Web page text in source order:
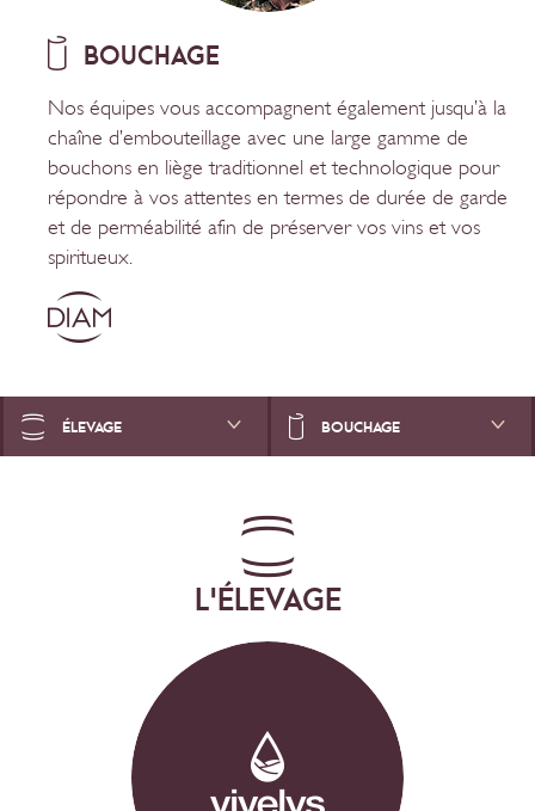
BOUCHAGE
Nos équipes vous accompagnent également jusqu’à la
chaîne d’embouteillage avec une large gamme de
bouchons en liège traditionnel et technologique pour
répondre à vos attentes en termes de durée de garde
et de perméabilité afin de préserver vos vins et vos
spiritueux.
ÉLEVAGE BOUCHAGE
L'ÉLEVAGE